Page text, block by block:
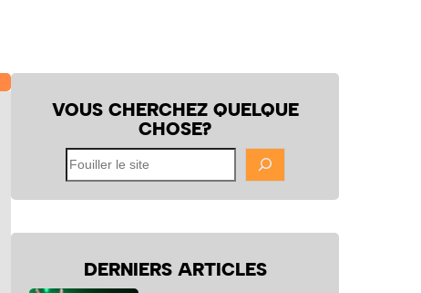
VOUS CHERCHEZ QUELQUE
CHOSE?
Fouiller
le
site
DERNIERS ARTICLES